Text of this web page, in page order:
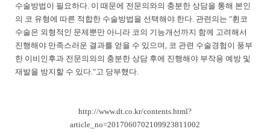
수술방법이 필요하다. 이 때문에 전문의와의 충분한 상담을 통해 본인
의 코 유형에 따른 적합한 수술방법을 선택해야 한다. 관련의는 "휜코
수술은 외형적인 문제뿐만 아니라 코의 기능개선까지 함께 고려해서
진행해야 만족스러운 결과를 얻을 수 있으며, 코 관련 수술경험이 풍부
한 이비인후과 전문의와의 충분한 상담 후에 진행해야 부작용 예방 및
재발을 방지할 수 있다."고 당부했다.
http://www.dt.co.kr/contents.html?
article_no=2017060702109923811002